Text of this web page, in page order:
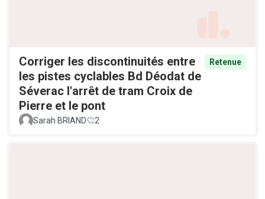
Corriger les discontinuités entre
les pistes cyclables Bd Déodat de
Séverac l'arrêt de tram Croix de
Pierre et le pont
Retenue
Sarah BRIAND 2